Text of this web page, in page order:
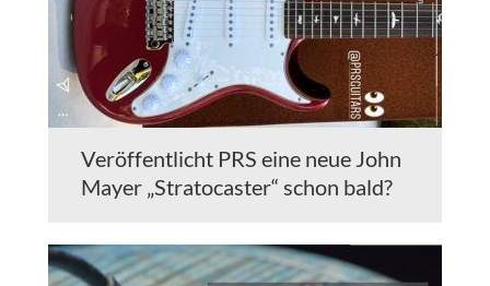
Veröffentlicht PRS eine neue John
Mayer „Stratocaster“ schon bald?